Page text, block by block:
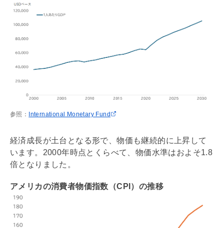
参照： International Monetary Fund
経済成長が土台となる形で、物価も継続的に上昇して
います。2000年時点とくらべて、物価水準はおよそ1.8
倍となりました。
アメリカの消費者物価指数（CPI）の推移